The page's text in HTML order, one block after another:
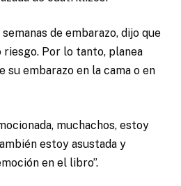
de embarazo, dijo que
riesgo. Por lo tanto, planea
su embarazo en la cama o en
muchachos, estoy
estoy asustada y
en el libro”.